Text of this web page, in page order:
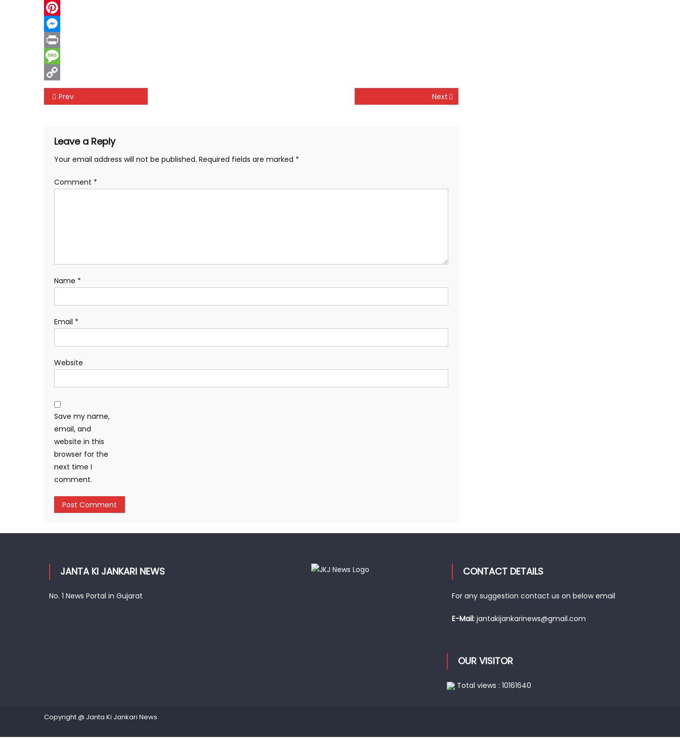
LinkedIn
Pinterest
Messenger
Print
Message
Copy
LinkPost
Prev Next
Leave a Reply
Your email address will not be published. Required fields are marked *
Comment *
Name *
Email *
Website
Save my name,
email, and
website in this
browser for the
next time I
comment.
JANTA KI JANKARI NEWS
No. 1 News Portal in Gujarat
CONTACT DETAILS
For any suggestion contact us on below email
E-Mail: jantakijankarinews@gmail.com
OUR VISITOR
Total views : 10161640
Copyright @ Janta Ki Jankari News